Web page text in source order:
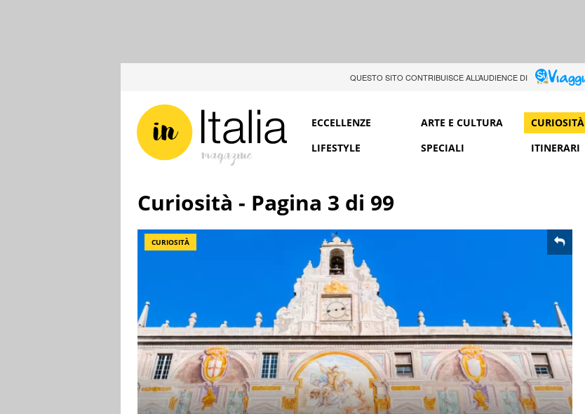
QUESTO SITO CONTRIBUISCE ALL’AUDIENCE DI
ECCELLENZE ARTE E CULTURA CURIOSITÀ
LIFESTYLE
SPECIALI ITINERARI
Curiosità - Pagina 3 di 99
CURIOSITÀ